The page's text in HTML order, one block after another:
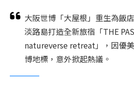
大阪世博「大屋根」重生為飯
淡路島打造全新旅宿「THE
natureverse retreat」，因優
博地標，意外掀起熱議。